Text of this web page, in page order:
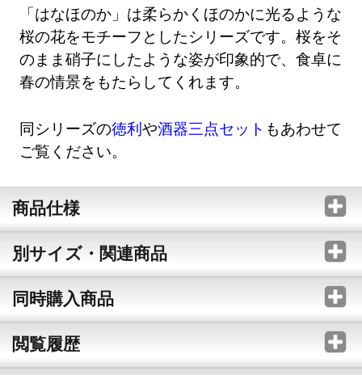
「はなほのか」は柔らかくほのかに光るような
桜の花をモチーフとしたシリーズです。桜をそ
のまま硝子にしたような姿が印象的で、食卓に
春の情景をもたらしてくれます。
同シリーズの徳利や酒器三点セット もあわせて
ご覧ください。
商品仕様
別サイズ・関連商品
同時購入商品
閲覧履歴